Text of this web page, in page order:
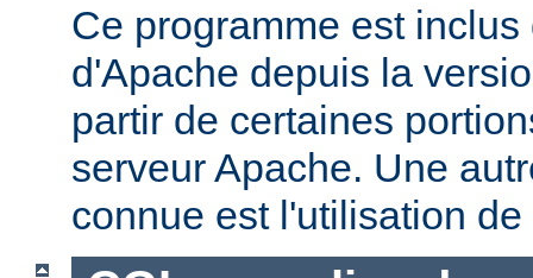
Ce programme est
d'Apache depuis la
partir de certaines
serveur Apache. Une
connue est l'utilisation de